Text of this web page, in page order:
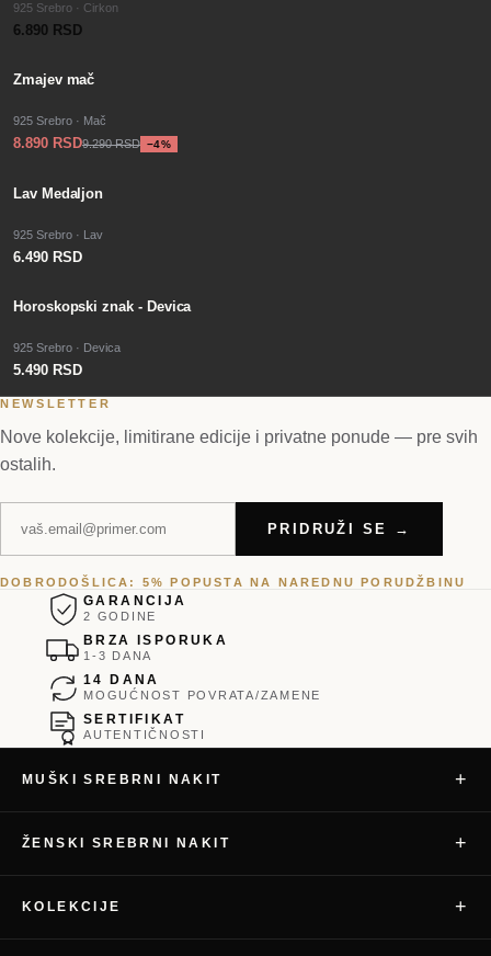
925 Srebro · Cirkon
6.890 RSD
−4%
SALE
Zmajev mač
925 Srebro · Mač
8.890 RSD9.290 RSD −4%
Lav Medaljon
925 Srebro · Lav
6.490 RSD
Horoskopski znak - Devica
925 Srebro · Devica
5.490 RSD
NEWSLETTER
Nove kolekcije, limitirane edicije i privatne ponude — pre svih
ostalih.
PRIDRUŽI SE →
DOBRODOŠLICA: 5% POPUSTA NA NAREDNU PORUDŽBINU
GARANCIJA
2 GODINE
BRZA ISPORUKA
1-3 DANA
14 DANA
MOGUĆNOST POVRATA/ZAMENE
SERTIFIKAT
AUTENTIČNOSTI
MUŠKI SREBRNI NAKIT +
ŽENSKI SREBRNI NAKIT +
KOLEKCIJE +